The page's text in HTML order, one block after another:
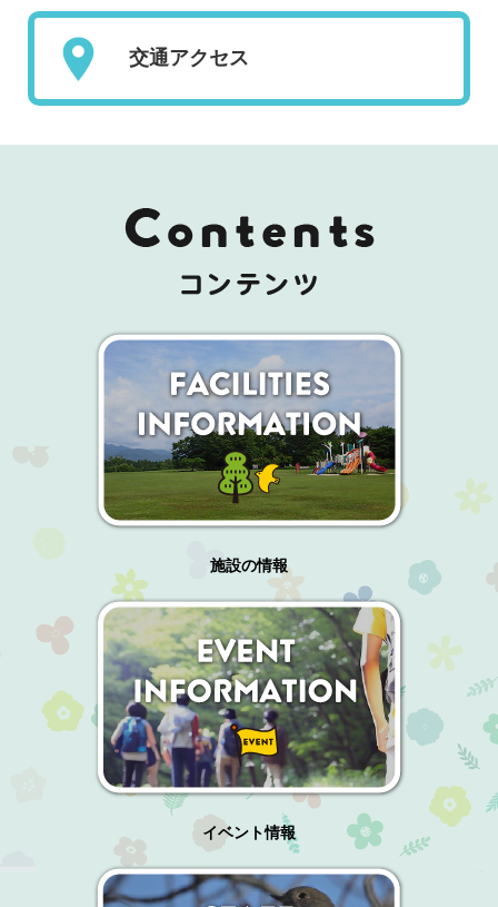
交通アクセス
施設の情報
イベント情報